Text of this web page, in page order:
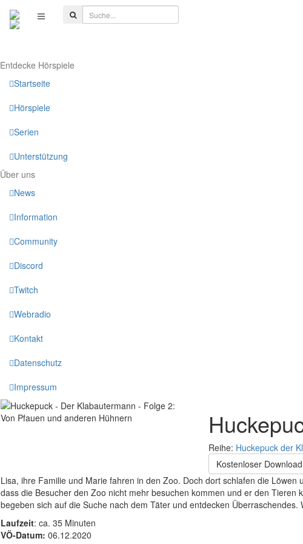
Entdecke Hörspiele
Startseite
Hörspiele
Serien
Unterstützung
Über uns
News
Information
Community
Discord
Twitch
Webradio
Kontakt
Datenschutz
Impressum
Reihe: Huckepuck der
Kostenloser Download
Lisa, ihre Familie und Marie fahren in den Zoo. Doch dort schlafen die
dass die Besucher den Zoo nicht mehr besuchen kommen und er den
begeben sich auf die Suche nach dem Täter und entdecken
Laufzeit: ca. 35 Minuten
VÖ-Datum: 06.12.2020